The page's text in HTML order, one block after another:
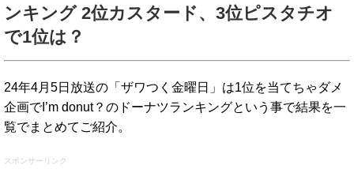
ンキング 2位カスタード、3位ピスタチオ
で1位は？
24年4月5日放送の「ザワつく金曜日」は1位を当てちゃダメ
企画でI’m donut？のドーナツランキングという事で結果を一
覧でまとめてご紹介。
スポンサーリンク